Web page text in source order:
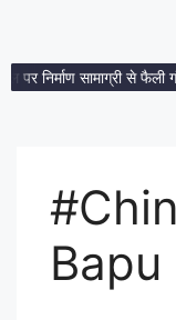
पर निर्माण सामाग्री से
Bapu